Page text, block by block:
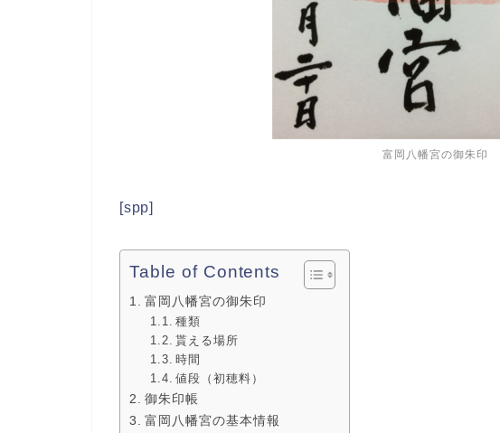
富岡八幡宮の御朱印
[spp]
Table of Contents
富岡八幡宮の御朱印
種類
貰える場所
時間
値段（初穂料）
御朱印帳
富岡八幡宮の基本情報